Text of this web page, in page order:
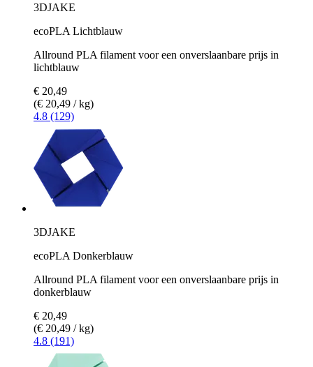
3DJAKE
ecoPLA Lichtblauw
Allround PLA filament voor een onverslaanbare prijs in
lichtblauw
€ 20,49
(€ 20,49 / kg)
4.8 (129)
3DJAKE
ecoPLA Donkerblauw
Allround PLA filament voor een onverslaanbare prijs in
donkerblauw
€ 20,49
(€ 20,49 / kg)
4.8 (191)